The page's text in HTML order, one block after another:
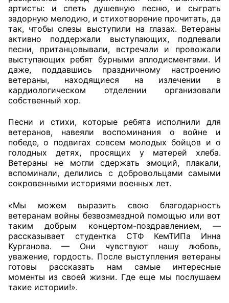
Экспертный совет ОП КО
Совет ОП КО
Общественный штаб
Члены ОП КО
Документы ОП КО
Регламент ОП КО
Кодекс этики ОП КО
Положения
Соглашения
Рекомендации
Порядок работы ЦОН
Аппарат ОП КО
УСТАВ ГКУ “АППАРАТ ОП КО”
артисты: и спеть душевную песню, и сыграть
задорную мелодию, и стихотворение прочитать, да
так, чтобы слезы выступили на глазах. Ветераны
активно поддержали выступающих, подпевали
песни, пританцовывали, встречали и провожали
выступающих ребят бурными аплодисментами. И
даже, поддавшись праздничному настроению
ветераны, находящиеся на излечении в
кардиологическом отделении организовали
собственный хор.
Песни и стихи, которые ребята исполнили для
ветеранов, навеяли воспоминания о войне и
победе, о подвигах совсем молодых бойцов и о
голодных детях, просящих у матерей хлеба.
Ветераны не могли сдержать эмоций, плакали,
вспоминали, делились с добровольцами самыми
сокровенными историями военных лет.
«Мы можем выразить свою благодарность
ветеранам войны безвозмездной помощью или вот
таким добрым концертом-поздравлением, —
рассказывает студентка СТФ КемТИПа Инна
Курганова. — Они чувствуют нашу любовь,
уважение, гордость. После выступления ветераны
готовы рассказать нам самые интересные
моменты из своей жизни. Где еще мы послушаем
такие истории!».